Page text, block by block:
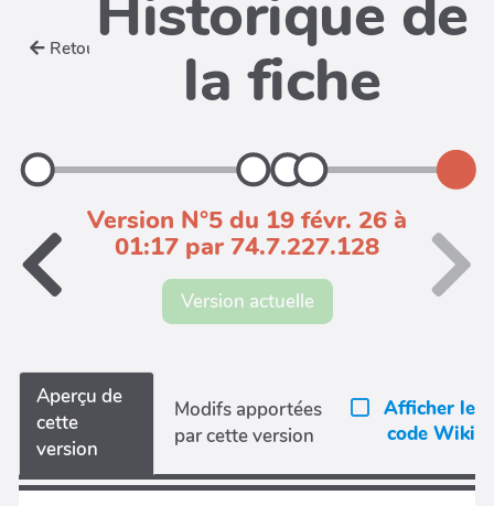
Retour la fiche
Version N°5 du 19 févr. 26 à
01:17 par 74.7.227.128
Version actuelle
Aperçu de
cette
version
Modifs apportées
par cette version
Afficher le
code Wiki